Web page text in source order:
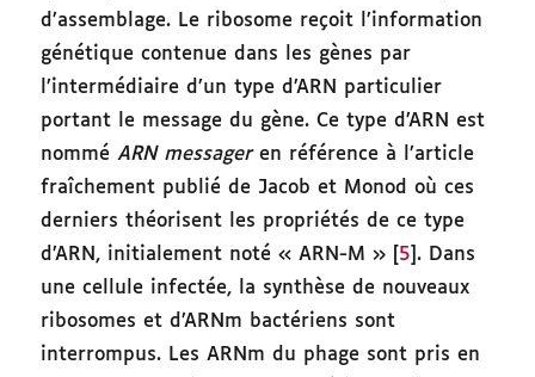
d’assemblage. Le ribosome reçoit l’information
génétique contenue dans les gènes par
l’intermédiaire d’un type d’ARN particulier
portant le message du gène. Ce type d’ARN est
nomméARN messageren référence à l’article
fraîchement publié de Jacob et Monod où ces
derniers théorisent les propriétés de ce type
d’ARN, initialement noté « ARN-M » [ 5 ]. Dans
une cellule infectée, la synthèse de nouveaux
ribosomes et d’ARNm bactériens sont
interrompus. Les ARNm du phage sont pris en